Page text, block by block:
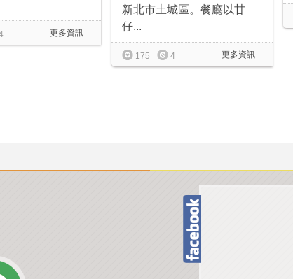
更多資訊
新北市土城區。餐廳以甘
仔...
更多資訊
175 4